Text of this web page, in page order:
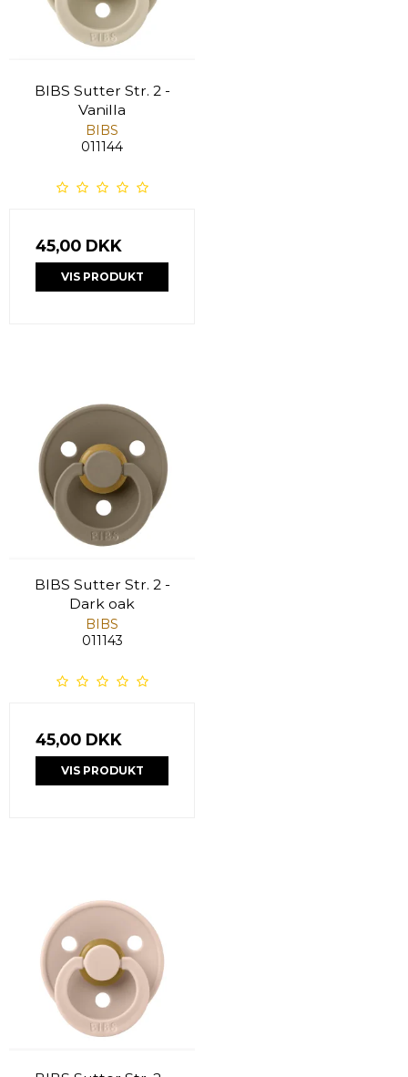
BIBS Sutter Str. 2 -
Vanilla
BIBS
011144
45,00 DKK
VIS PRODUKT
BIBS Sutter Str. 2 -
Dark oak
BIBS
011143
45,00 DKK
VIS PRODUKT